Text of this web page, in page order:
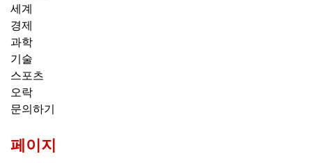
세계
경제
과학
기술
스포츠
오락
문의하기
페이지